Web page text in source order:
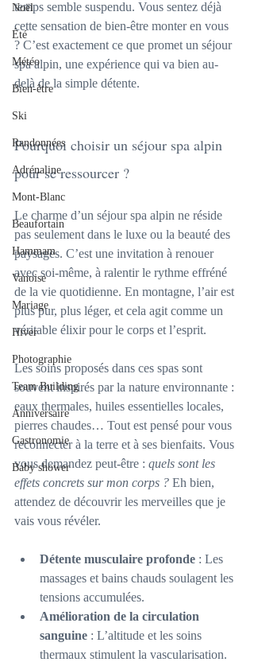
Noël
Été
Météo
Bien-être
Ski
Randonnées
Adrénaline
Mont-Blanc
Beaufortain
Hammam
Vanoise
Mariage
Hiver
Photographie
Team Building
Anniversaire
Gastronomie
Baby shower
temps semble suspendu. Vous sentez déjà
cette sensation de bien-être monter en vous
? C’est exactement ce que promet un séjour
spa alpin, une expérience qui va bien au-
delà de la simple détente.
Pourquoi choisir un séjour spa alpin
pour se ressourcer ?
Le charme d’un séjour spa alpin ne réside
pas seulement dans le luxe ou la beauté des
paysages. C’est une invitation à renouer
avec soi-même, à ralentir le rythme effréné
de la vie quotidienne. En montagne, l’air est
plus pur, plus léger, et cela agit comme un
véritable élixir pour le corps et l’esprit.
Les soins proposés dans ces spas sont
souvent inspirés par la nature environnante :
eaux thermales, huiles essentielles locales,
pierres chaudes… Tout est pensé pour vous
reconnecter à la terre et à ses bienfaits. Vous
vous demandez peut-être : quels sont les
effets concrets sur mon corps ? Eh bien,
attendez de découvrir les merveilles que je
vais vous révéler.
Détente musculaire profonde : Les
massages et bains chauds soulagent les
tensions accumulées.
Amélioration de la circulation
sanguine : L’altitude et les soins
thermaux stimulent la vascularisation.